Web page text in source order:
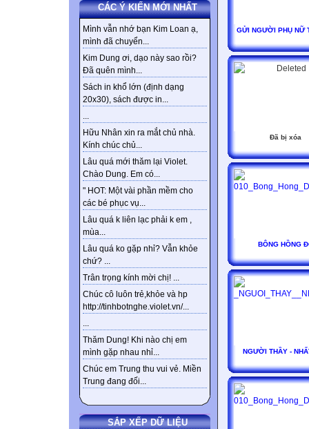
CÁC Ý KIẾN MỚI NHẤT
Mình vẫn nhớ bạn Kim Loan ạ,
mình đã chuyển...
Kim Dung ơi, dạo này sao rồi?
Đã quên mình...
Sách in khổ lớn (định dạng
20x30), sách được in...
...
Hữu Nhân xin ra mắt chủ nhà.
Kính chúc chủ...
Lâu quá mới thăm lại Violet.
Chào Dung. Em có...
" HOT: Một vài phần mềm cho
các bé phục vụ...
Lâu quá k liên lạc phải k em ,
mùa...
Lâu quá ko gặp nhỉ? Vẫn khỏe
chứ? ...
Trân trọng kính mời chị! ...
Chúc cô luôn trẻ,khỏe và hp
http://tinhbotnghe.violet.vn/...
...
Thăm Dung! Khi nào chị em
mình gặp nhau nhỉ...
Chúc em Trung thu vui vẻ. Miền
Trung đang đối...
SẮP XẾP DỮ LIỆU
GỬI NGƯỜI PHỤ NỮ
Đã bị xóa
BÔNG HỒNG
NGƯỜI THẦY -